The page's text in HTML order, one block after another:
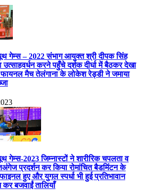
गेम्स – 2022 संभाग आयुक्त श्री दीपक सिंह
उत्साहवर्धन करने पहुँचे दर्शक दीर्घा में बैठकर देखा
फायनल मैच तेलंगाना के लोकेश रेड्डी ने जमाया
गेम्स-2023 जिम्नास्टों ने शारीरिक चपलता व
प्रदर्शन कर किया रोमांचित बैडमिंटन के
हुए और युगल स्पर्धा भी हुई प्रतिभावान
बजवाईं तालियाँ